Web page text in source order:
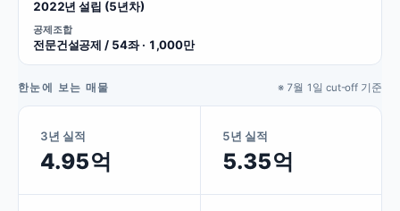
2022년 설립 (5년차)
공제조합
전문건설공제 / 54좌 · 1,000만
한눈에 보는 매물 ※ 7월 1일 cut-off 기준
3년 실적
4.95억
5년 실적
5.35억